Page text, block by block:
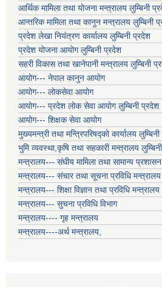
आर्थिक मामिला तथा योजना मन्त्रालय लुम्बिनी
आन्तरिक मामिला तथा कानुन मन्त्रालय लुम्बिनी
प्रदेश लेखा नियंत्रण कार्यालय लुम्बिनी प्रदेश
प्रदेश योजना आयोग लुम्बिनी प्रदेश
सहरी विकास तथा खानेपानी मन्त्रालय लुम्बिनी
आयोग--- नेपाल कानुन आयोग
आयोग--- लोकसेवा आयोग
आयोग--- प्रदेश लोक सेवा आयोग लुम्बिनी प्रदेश
आयोग--- शिक्षक सेवा आयोग
मुख्यमन्त्री तथा मन्त्रिपरिषद्को कार्यालय
भुमि व्यवस्था,कृषि तथा सहकारी मन्त्रालय
मन्त्रालय--- संघीय मामिला तथा सामान्य
मन्त्रालय--- संचार तथा सूचना प्रविधि मन्त्रालय
मन्त्रालय--- शिक्षा विज्ञान तथा प्रविधि मन्त्रालय
मन्त्रालय--- सुचना प्रविधि विभाग
मन्त्रालय---- गृह मन्त्रालय
मन्त्रालय----अर्थ मन्त्रालय,